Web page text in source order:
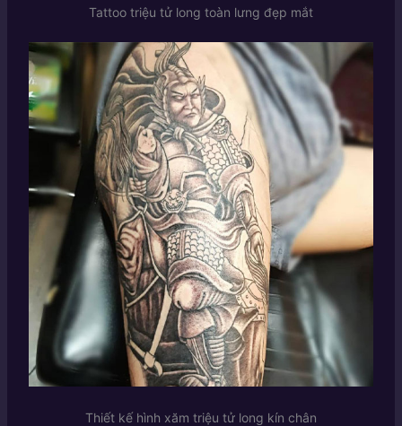
Tattoo triệu tử long toàn lưng đẹp mắt
Thiết kế hình xăm triệu tử long kín chân